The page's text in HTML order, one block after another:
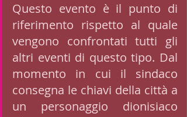
Questo evento è il punto di
riferimento rispetto al quale
vengono confrontati tutti gli
altri eventi di questo tipo. Dal
momento in cui il sindaco
consegna le chiavi della città a
un personaggio dionisiaco